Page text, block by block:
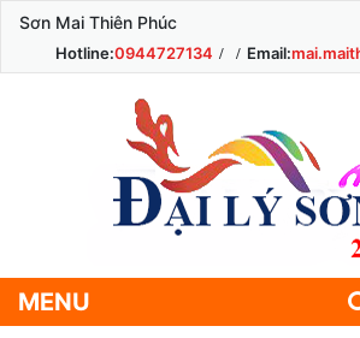
Sơn Mai Thiên Phúc
Hotline:0944727134 Email:
MENU